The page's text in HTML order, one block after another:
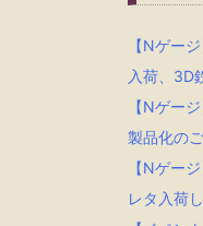
【Nゲー
入荷、3D
【Nゲー
製品化の
【Nゲー
レタ入荷